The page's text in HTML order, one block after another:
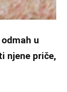
u
njene priče,